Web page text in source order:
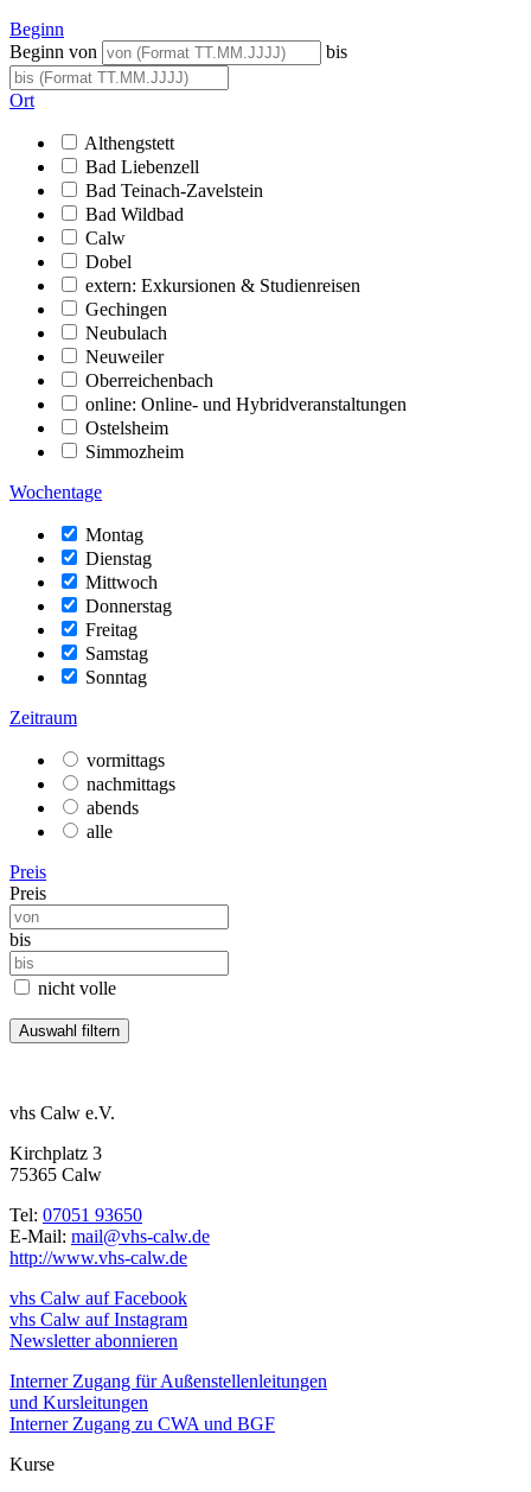
Beginn
Beginn von
bis
Ort
Althengstett
Bad Liebenzell
Bad Teinach-Zavelstein
Bad Wildbad
Calw
Dobel
extern: Exkursionen & Studienreisen
Gechingen
Neubulach
Neuweiler
Oberreichenbach
online: Online- und Hybridveranstaltungen
Ostelsheim
Simmozheim
Wochentage
Montag
Dienstag
Mittwoch
Donnerstag
Freitag
Samstag
Sonntag
Zeitraum
vormittags
nachmittags
abends
alle
Preis
Preis
bis
nicht volle
vhs Calw e.V.
Kirchplatz 3
75365 Calw
Tel: 07051 93650
E-Mail: mail@vhs-calw.de
http://www.vhs-calw.de
vhs Calw auf Facebook
vhs Calw auf Instagram
Newsletter abonnieren
Interner Zugang für Außenstellenleitungen
und Kursleitungen
Interner Zugang zu CWA und BGF
Kurse